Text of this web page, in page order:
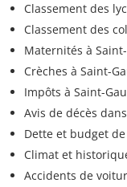
Classement des
Classement des
Maternités à
Crèches à Saint-
Impôts à Saint-
Avis de décès
Dette et budget
Climat et
Accidents de